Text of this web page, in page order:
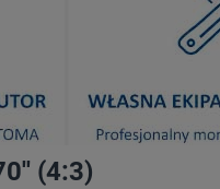
(4:3)